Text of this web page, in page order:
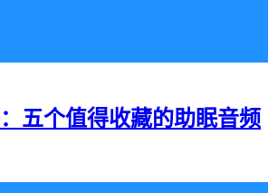
五个值得收藏的助眠音频